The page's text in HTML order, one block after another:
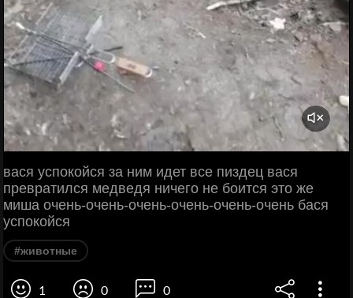
вася успокойся за ним идет все пиздец вася
превратился медведя ничего не боится это же
миша очень-очень-очень-очень-очень-очень бася
успокойся
#животные
1 0 0